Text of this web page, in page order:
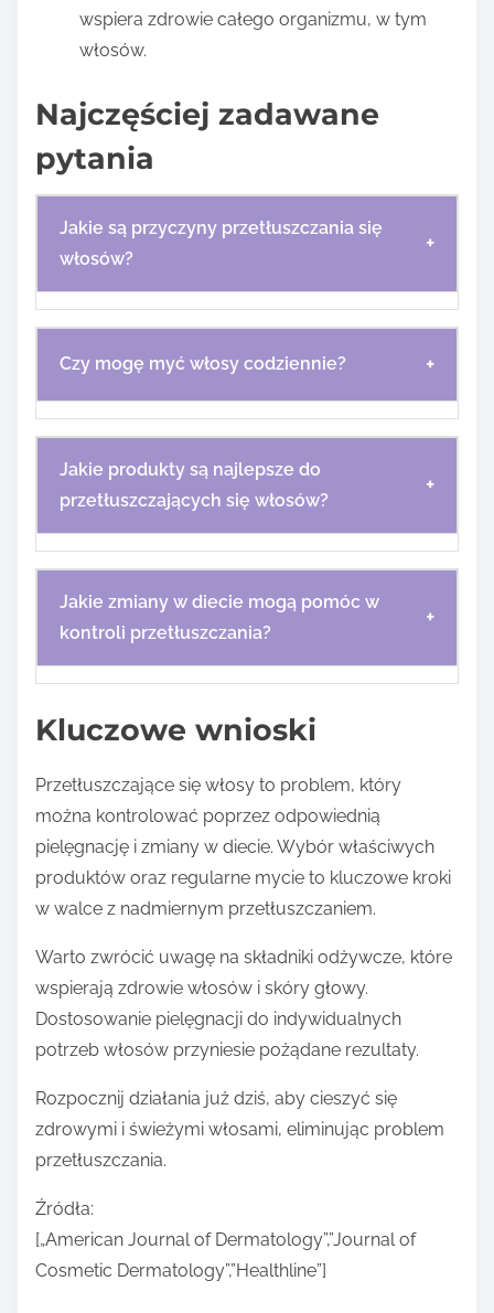
wspiera zdrowie całego organizmu, w tym
włosów.
Najczęściej zadawane
pytania
Jakie są przyczyny przetłuszczania się
włosów?
+
Czy mogę myć włosy codziennie? +
Jakie produkty są najlepsze do
przetłuszczających się włosów?
+
Jakie zmiany w diecie mogą pomóc w
kontroli przetłuszczania?
+
Kluczowe wnioski
Przetłuszczające się włosy to problem, który
można kontrolować poprzez odpowiednią
pielęgnację i zmiany w diecie. Wybór właściwych
produktów oraz regularne mycie to kluczowe kroki
w walce z nadmiernym przetłuszczaniem.
Warto zwrócić uwagę na składniki odżywcze, które
wspierają zdrowie włosów i skóry głowy.
Dostosowanie pielęgnacji do indywidualnych
potrzeb włosów przyniesie pożądane rezultaty.
Rozpocznij działania już dziś, aby cieszyć się
zdrowymi i świeżymi włosami, eliminując problem
przetłuszczania.
Źródła:
[„American Journal of Dermatology”,”Journal of
Cosmetic Dermatology”,”Healthline”]